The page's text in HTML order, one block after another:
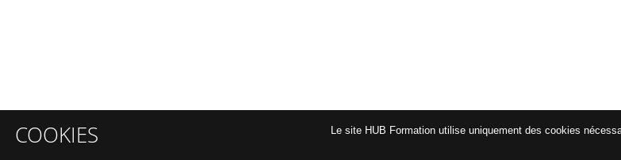
COOKIES Le site HUB Formation utilise uniquement des cookies